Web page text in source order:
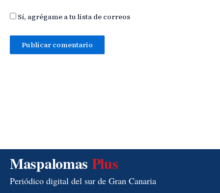
Sí, agrégame a tu lista de correos
Maspalomas Plus
Periódico digital del sur de Gran Canaria